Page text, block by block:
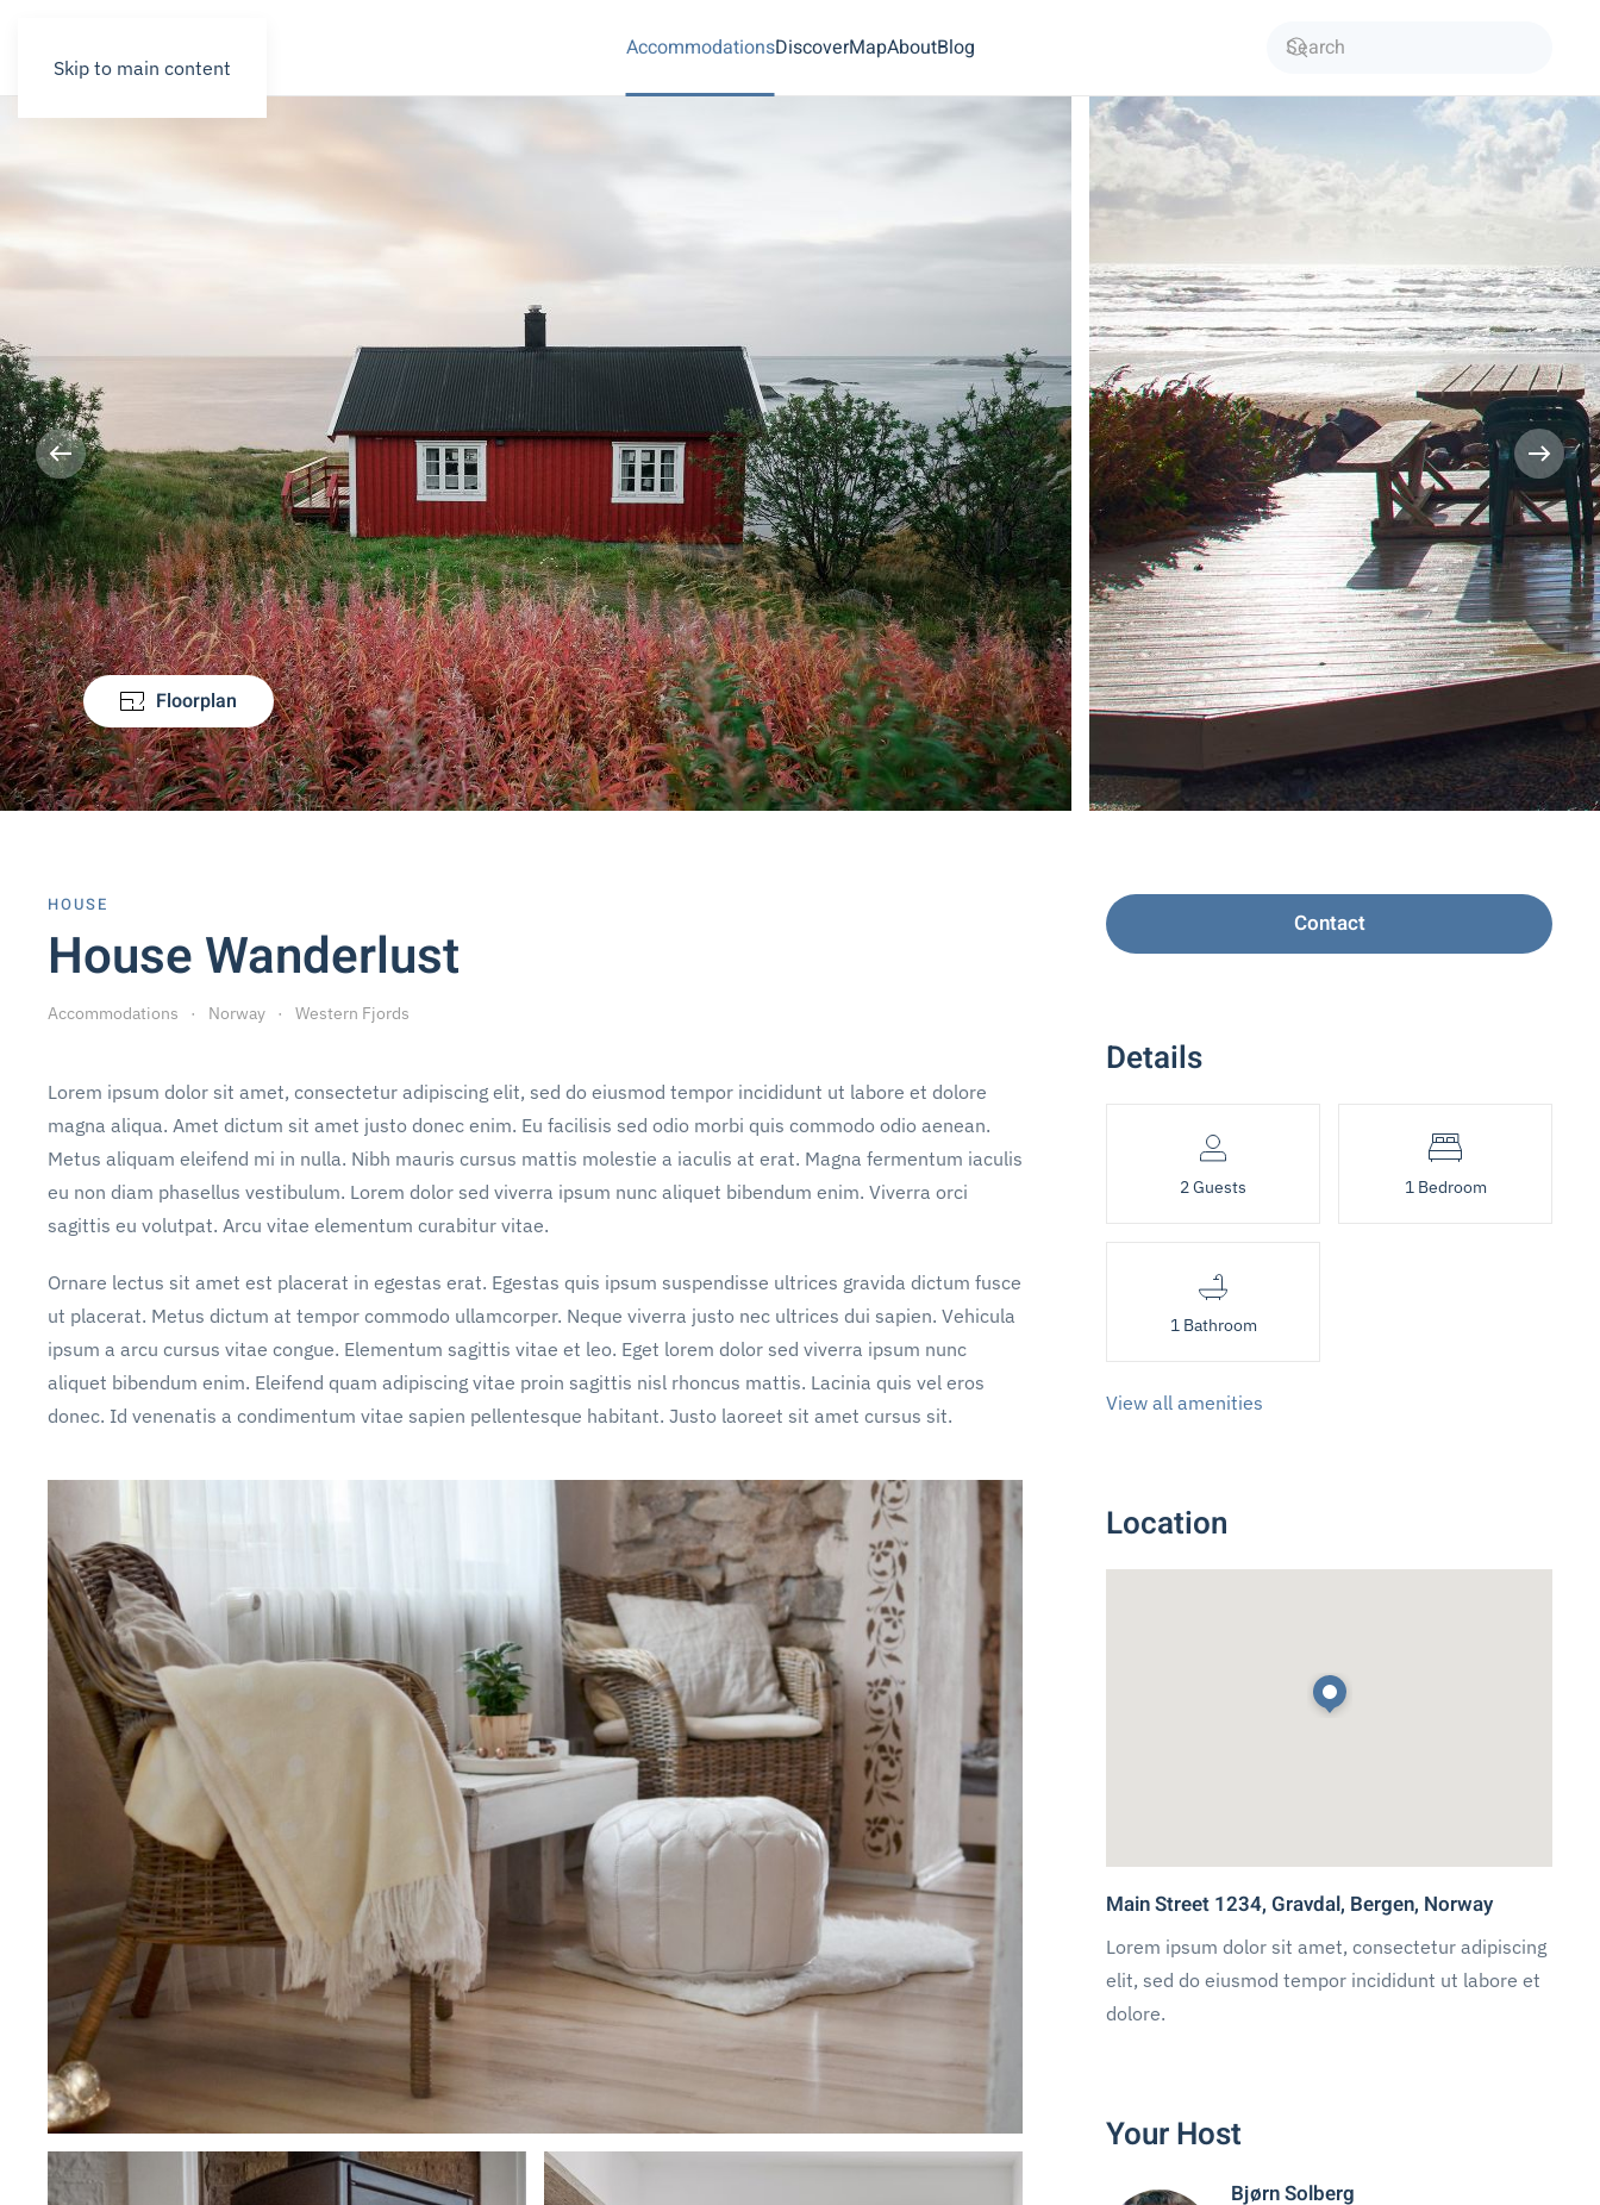
Skip to main content
AccommodationsDiscoverMapAboutBlog
Floorplan
HOUSE
House Wanderlust
Accommodations Norway Western Fjords
Lorem ipsum dolor sit amet, consectetur adipiscing elit, sed do eiusmod tempor incididunt ut labore et dolore
magna aliqua. Amet dictum sit amet justo donec enim. Eu facilisis sed odio morbi quis commodo odio aenean.
Metus aliquam eleifend mi in nulla. Nibh mauris cursus mattis molestie a iaculis at erat. Magna fermentum iaculis
eu non diam phasellus vestibulum. Lorem dolor sed viverra ipsum nunc aliquet bibendum enim. Viverra orci
sagittis eu volutpat. Arcu vitae elementum curabitur vitae.
Ornare lectus sit amet est placerat in egestas erat. Egestas quis ipsum suspendisse ultrices gravida dictum fusce
ut placerat. Metus dictum at tempor commodo ullamcorper. Neque viverra justo nec ultrices dui sapien. Vehicula
ipsum a arcu cursus vitae congue. Elementum sagittis vitae et leo. Eget lorem dolor sed viverra ipsum nunc
aliquet bibendum enim. Eleifend quam adipiscing vitae proin sagittis nisl rhoncus mattis. Lacinia quis vel eros
donec. Id venenatis a condimentum vitae sapien pellentesque habitant. Justo laoreet sit amet cursus sit.
Contact
Details
2 Guests 1 Bedroom
1 Bathroom
View all amenities
Location
Main Street 1234, Gravdal, Bergen, Norway
Lorem ipsum dolor sit amet, consectetur adipiscing
elit, sed do eiusmod tempor incididunt ut labore et
dolore.
Your Host
Bjørn Solberg